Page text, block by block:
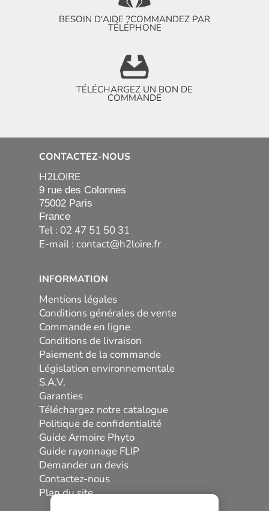
BESOIN D'AIDE ?COMMANDEZ PAR
TÉLÉPHONE
TÉLÉCHARGEZ UN BON DE
COMMANDE
CONTACTEZ-NOUS
H2LOIRE
9 rue des Colonnes
75002 Paris
France
Tel : 02 47 51 50 31
E-mail : contact@h2loire.fr
INFORMATION
Mentions légales
Conditions générales de vente
Commande en ligne
Conditions de livraison
Paiement de la commande
Législation environnementale
S.A.V.
Garanties
Téléchargez notre catalogue
Politique de confidentialité
Guide Armoire Phyto
Guide rayonnage FLIP
Demander un devis
Contactez-nous
Plan du site